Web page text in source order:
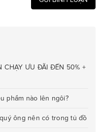
CHẠY ƯU ĐÃI ĐẾN 50% +
phẩm nào lên ngôi?
ông nên có trong tủ đồ